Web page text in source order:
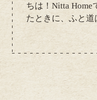
ちは！Nitta Home
たときに、ふと
ありました。そ
てシュッと立っ
まり見かけない
ャリ！よく見る
いている！「え
くりしてしまい